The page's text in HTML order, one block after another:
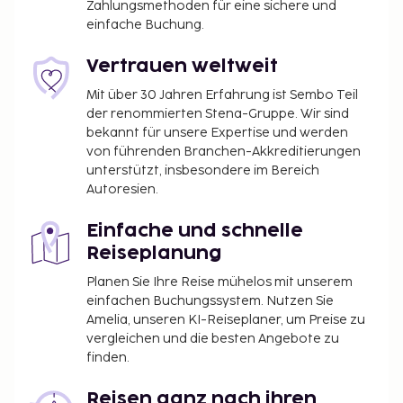
Dezember): 23 USD
Kinderpreis für ein Weihnachtsgaladinner (25.
Dezember): 15 USD (ab 1 bis 12 Jahre)
Gebühr für das Galadinner am Silvesterabend
(31. Dezember): 23 USD
Kinderpreis für das Galadinner am
Silvesterabend (31. Dezember): 15 USD (ab 1 bis 12
Gebühr für das Galadinner am Neujahrstag (1.
Kinderpreis für das Galadinner am Neujahrstag
(1. Januar): 15 USD (bis 12 Jahre)
Gebühr für das Galadinner am Valentinstag (14.
Februar): 23 USD
Kinderpreis für das Galadinner am Valentinstag
(14. Februar): 15 USD (bis 12 Jahre)
Möglicherweise musst du in der Unterkunft die
Zahlungsmethoden für eine sichere und
einfache Buchung.
Vertrauen weltweit
Mit über 30 Jahren Erfahrung ist Sembo Teil
der renommierten Stena-Gruppe. Wir sind
bekannt für unsere Expertise und werden
von führenden Branchen-Akkreditierungen
unterstützt, insbesondere im Bereich
Autoresien.
Einfache und schnelle
Reiseplanung
Planen Sie Ihre Reise mühelos mit unserem
einfachen Buchungssystem. Nutzen Sie
Amelia, unseren KI-Reiseplaner, um Preise zu
vergleichen und die besten Angebote zu
finden.
Reisen ganz nach ihren